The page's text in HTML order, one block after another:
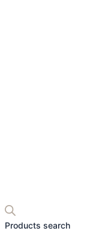
Products search